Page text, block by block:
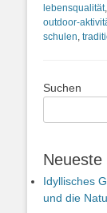
lebensqualität,
outdoor-
schulen,
Suchen
Neueste
Idyllisches
und die